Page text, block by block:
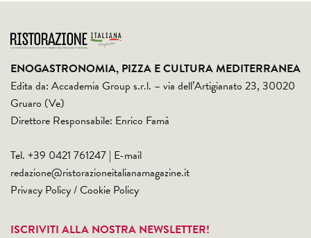
ENOGASTRONOMIA, PIZZA E CULTURA MEDITERRANEA
Edita da: Accademia Group s.r.l. – via dell’Artigianato 23, 30020
Gruaro (Ve)
Direttore Responsabile: Enrico Famà
Tel. +39 0421 761247 | E-mail
redazione@ristorazioneitalianamagazine.it
Privacy Policy/Cookie Policy
ISCRIVITI ALLA NOSTRA NEWSLETTER!